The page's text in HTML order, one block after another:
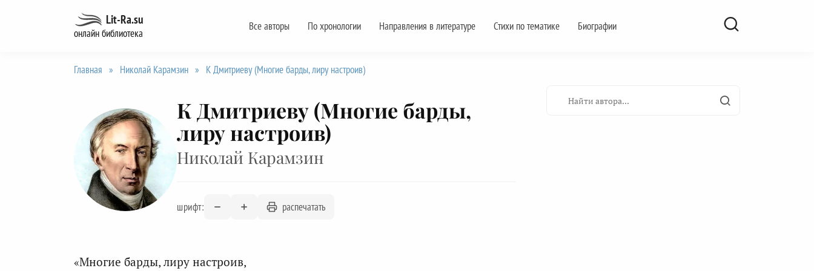
Lit-Ra.su
онлайн библиотека
Все авторы По хронологии Направления в литературе Стихи по тематике Биографии
Главная » Николай Карамзин » К Дмитриеву (Многие барды, лиру настроив)
К Дмитриеву (Многие барды,
лиру настроив)
Николай Карамзин
шрифт: распечатать
«Многие барды, лиру настроив,